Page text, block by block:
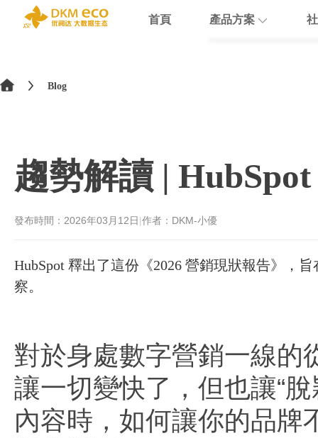
首頁 產品方案
Nextcloud
Intercom
monday
简体中文Blog
趨勢解讀 |
發布時間： 2026年03月12日 |作者：DKM-小優
HubSpot 釋出了這份《2026 營銷現狀報告》，
察。
對於身處數字營銷一線的
讓一切變快了，但也讓“
內容時，如何讓你的品牌